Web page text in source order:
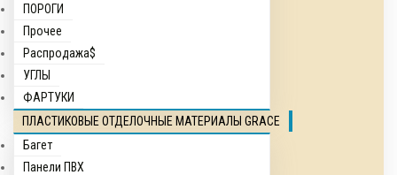
ПОРОГИ
Прочее
Распродажа$
УГЛЫ
ФАРТУКИ
ПЛАСТИКОВЫЕ ОТДЕЛОЧНЫЕ МАТЕРИАЛЫ GRACE
Багет
Панели ПВХ